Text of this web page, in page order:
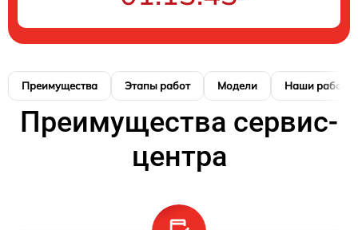
Преимущества Этапы работ Модели Наши работы
Преимущества сервис-
центра